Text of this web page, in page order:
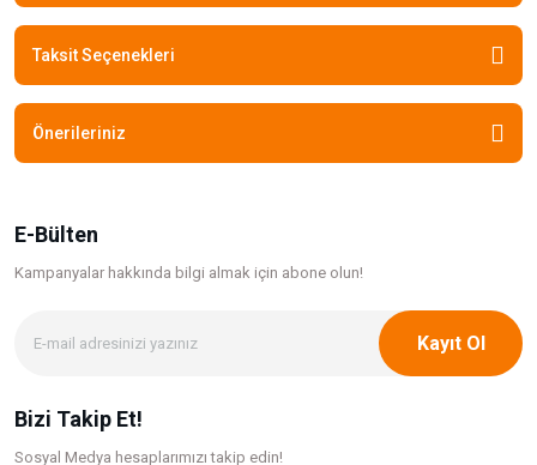
Taksit Seçenekleri
Önerileriniz
E-Bülten
Kampanyalar hakkında bilgi almak için abone olun!
Kayıt Ol
Bizi Takip Et!
Sosyal Medya hesaplarımızı takip edin!